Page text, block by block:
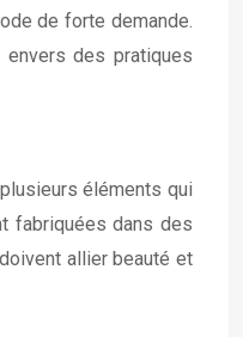
de forte demande.
des pratiques
éléments qui
fabriquées dans des
allier beauté et